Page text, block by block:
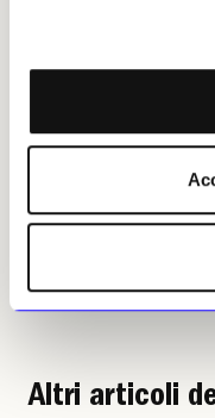
Altri articoli